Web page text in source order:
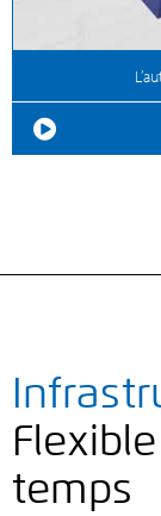
temps